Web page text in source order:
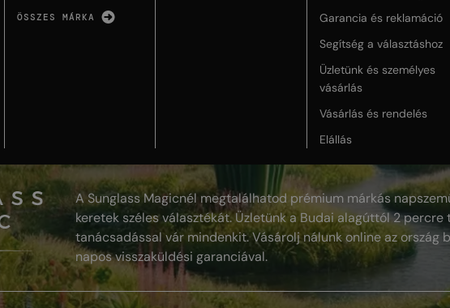
ÖSSZES MÁRKA
Garancia és reklamáció
Segítség a választáshoz
Üzletünk és személyes
vásárlás
Vásárlás és rendelés
Elállás
A Sunglass Magicnél megtalálhatod prémium márkás
keretek széles választékát. Üzletünk a Budai alagúttól 2 percre
tanácsadással vár mindenkit. Vásárolj nálunk online az ország
napos visszaküldési garanciával.